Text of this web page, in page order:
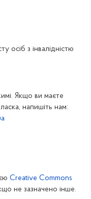
осіб з інвалідністю
Якщо ви маєте
напишіть нам:
Creative Commons
не зазначено інше.